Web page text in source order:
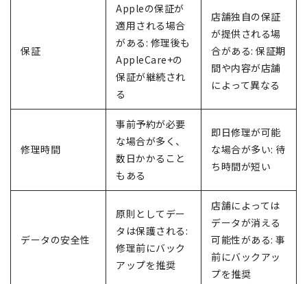
保証
Appleの保証が
適用される場合
がある: 修理後も
AppleCare+の
保証が継続され
る
店舗独自の保証
が提供される場
合がある: 保証期
間や内容が店舗
によって異なる
修理時間
事前予約が必要
な場合が多く、
数日かかること
もある
即日修理が可能
な場合が多い: 待
ち時間が短い
データの安全性
原則としてデー
タは保護される:
修理前にバック
アップを推奨
店舗によっては
データが消える
可能性がある: 事
前にバックアッ
プを推奨